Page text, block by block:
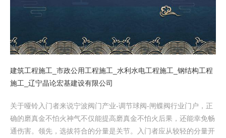
建筑工程施工_市政公用工程施工_水利水电工程施工_钢结构工程
施工_辽宁晶论宏基建设有限公司
关于哑铃入门者来说宁波阀门产业-调节球阀-闸蝶阀行业门户，正
确的磨真金不怕火神气不仅能提高磨真金不怕火后果，还能幸免畅
通伤害。领先，选拔符合的分量是关节。入门者应从较轻的分量开